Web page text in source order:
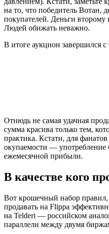
на то, что победитель Вотан,
покупателей. Деньги второму
Людей обижать неважно.
В итоге аукцион завершился с
Отнюдь не самая удачная
сумма красива только тем,
практика. Кстати, для
окупаемости — употребление
ежемесячной прибыли.
В качестве кого
Вот крошечный набор
продавать на Flippa
на Telderi — российском
параллели между двумя